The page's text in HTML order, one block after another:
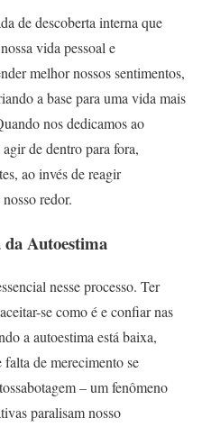
de descoberta interna que
vida pessoal e
melhor nossos sentimentos,
a base para uma vida mais
nos dedicamos ao
de dentro para fora,
ao invés de reagir
redor.
Autoestima
nesse processo. Ter
se como é e confiar nas
a autoestima está baixa,
de merecimento se
– um fenômeno
paralisam nosso